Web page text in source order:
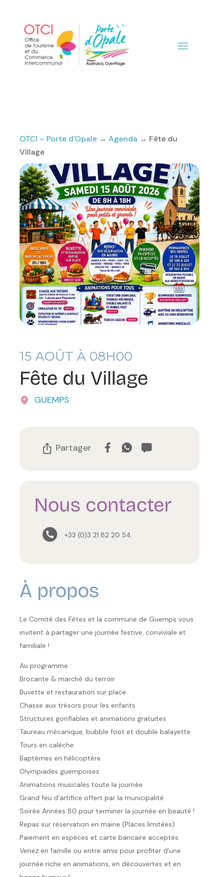
OTCI – Porte d'Opale → Agenda → Fête du
Village
15 AOÛT À 08H00
Fête du Village
GUEMPS
Partager
Nous contacter
+33 (0)3 21 82 20 54
À propos
Le Comité des Fêtes et la commune de Guemps vous
invitent à partager une journée festive, conviviale et
familiale !
Au programme :
Brocante & marché du terroir
Buvette et restauration sur place
Chasse aux trésors pour les enfants
Structures gonflables et animations gratuites
Taureau mécanique, bubble foot et double balayette
Tours en calèche
Baptêmes en hélicoptère
Olympiades guempoises
Animations musicales toute la journée
Grand feu d’artifice offert par la municipalité
Soirée Années 80 pour terminer la journée en beauté !
Repas sur réservation en mairie (Places limitées)
Paiement en espèces et carte bancaire acceptés.
Venez en famille ou entre amis pour profiter d’une
journée riche en animations, en découvertes et en